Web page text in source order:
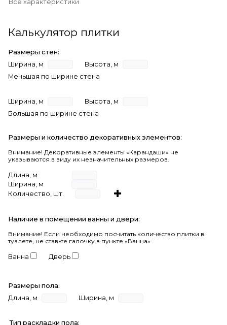
Все характеристики
Калькулятор плитки
Размеры стен:
Ширина, м
Высота, м
Меньшая по ширине стена
Ширина, м
Высота, м
Большая по ширине стена
Размеры и количество декоративных элементов:
Внимание! Декоративные элементы «Карандаши» не
указываются в виду их незначительных размеров.
Длина, м
Ширина, м
Количество, шт.
Наличие в помещении ванны и двери:
Внимание! Если необходимо посчитать количество плитки в
туалете, не ставьте галочку в пункте «Ванна».
Ванна Дверь
Размеры пола:
Длина, м
Ширина, м
Тип раскладки пола: